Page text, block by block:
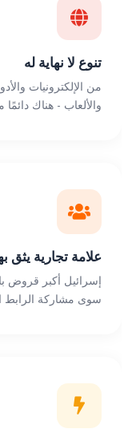
تنوع لا نهاية له
من الإلكترونيات
والألعاب - هناك
علامة تجارية يثق
إسرائيل أكبر قروض
سوى مشاركة الرابط